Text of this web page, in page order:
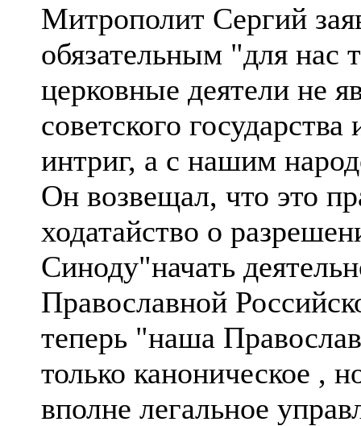
Митpополит Сергий
обязательным "для нас
церковные деятели не
советского
интриг, а с нашим
Он возвещал, что это
ходатайство о
Синоду"начать
Православной
теперь "наша
только каноническое ,
вполне легальное